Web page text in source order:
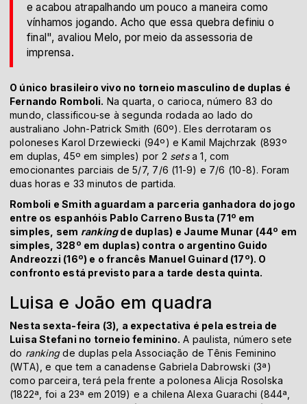
e acabou atrapalhando um pouco a maneira como
vínhamos jogando. Acho que essa quebra definiu o
final", avaliou Melo, por meio da assessoria de
imprensa.
O único brasileiro vivo no torneio masculino de duplas é
Fernando Romboli. Na quarta, o carioca, número 83 do
mundo, classificou-se à segunda rodada ao lado do
australiano John-Patrick Smith (60º). Eles derrotaram os
poloneses Karol Drzewiecki (94º) e Kamil Majchrzak (893º
em duplas, 45º em simples) por 2 setsa 1, com
emocionantes parciais de 5/7, 7/6 (11-9) e 7/6 (10-8). Foram
duas horas e 33 minutos de partida.
Romboli e Smith aguardam a parceria ganhadora do jogo
entre os espanhóis Pablo Carreno Busta (71º em
simples, sem rankingde duplas) e Jaume Munar (44º em
simples, 328º em duplas) contra o argentino Guido
Andreozzi (16º) e o francês Manuel Guinard (17º). O
confronto está previsto para a tarde desta quinta.
Luisa e João em quadra
Nesta sexta-feira (3), a expectativa é pela estreia de
Luisa Stefani no torneio feminino. A paulista, número sete
do rankingde duplas pela Associação de Tênis Feminino
(WTA), e que tem a canadense Gabriela Dabrowski (3ª)
como parceira, terá pela frente a polonesa Alicja Rosolska
(1822ª, foi a 23ª em 2019) e a chilena Alexa Guarachi (844ª,